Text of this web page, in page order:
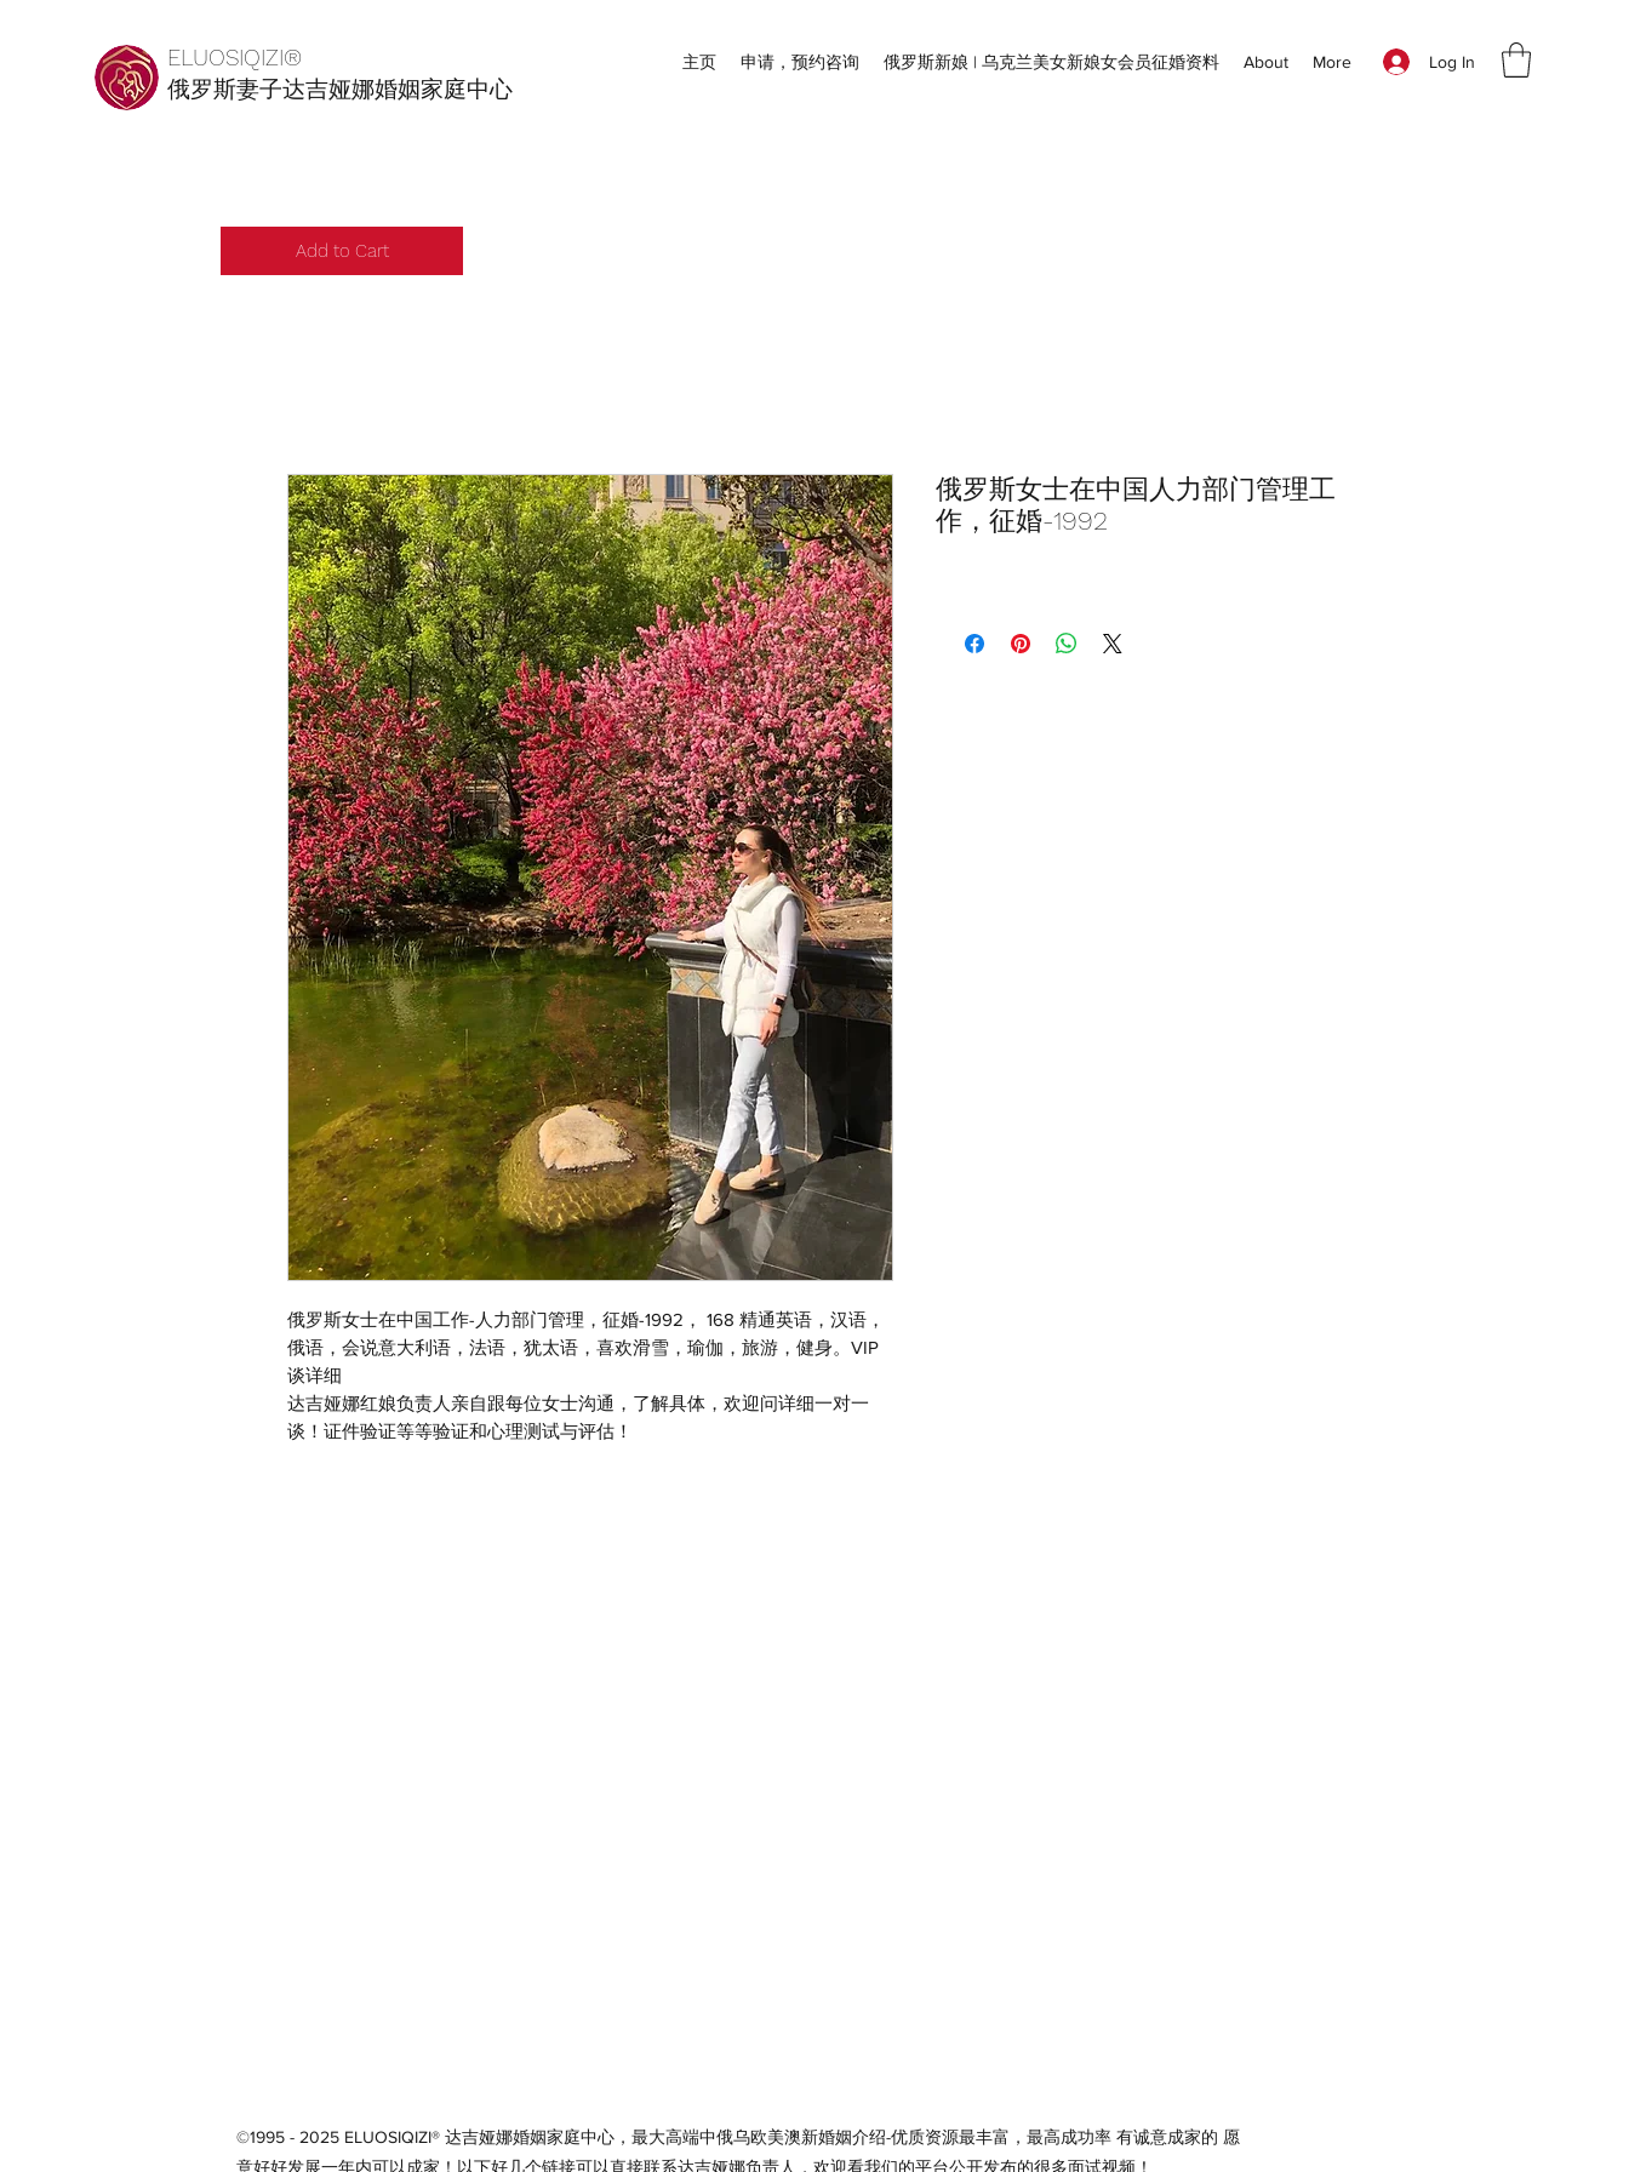
ELUOSIQIZI®
俄罗斯妻子达吉娅娜婚姻家庭中心
Log In
主页 申请，预约咨询 俄罗斯新娘 | 乌克兰美女新娘女会员征婚资料 About More
俄罗斯女士在中国工作-人力部门管理，征婚-1992， 168 精通英语，汉语，
俄语，会说意大利语，法语，犹太语，喜欢滑雪，瑜伽，旅游，健身。VIP
谈详细
达吉娅娜红娘负责人亲自跟每位女士沟通，了解具体，欢迎问详细一对一
谈！证件验证等等验证和心理测试与评估！
俄罗斯女士在中国人力部门管理工
作，征婚-1992
Add to Cart
©1995 - 2025 ELUOSIQIZI® 达吉娅娜婚姻家庭中心，最大高端中俄乌欧美澳新婚姻介绍-优质资源最丰富，最高成功率 有诚意成家的 愿
意好好发展一年内可以成家！以下好几个链接可以直接联系达吉娅娜负责人，欢迎看我们的平台公开发布的很多面试视频！